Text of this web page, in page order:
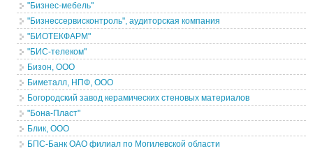
"Бизнес-мебель"
"Бизнессервисконтроль", аудиторская компания
"БИОТЕКФАРМ"
"БИС-телеком"
Бизон, ООО
Биметалл, НПФ, ООО
Богородский завод керамических стеновых материалов
"Бона-Пласт"
Блик, ООО
БПС-Банк ОАО филиал по Могилевской области